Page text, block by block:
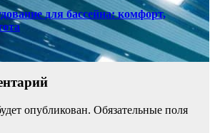
для бассейна: комфорт,
опубликован. Обязательные поля